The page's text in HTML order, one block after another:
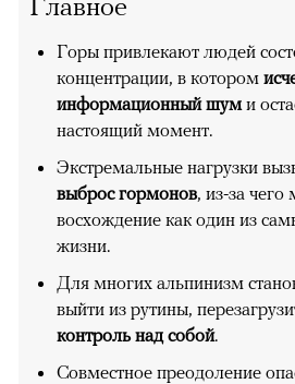
Горы привлекают людей
концентрации, в котором
информационный шуми
настоящий момент.
Экстремальные нагрузки
выброс гормонов, из-за чего
восхождение как один из
жизни.
Для многих альпинизм
выйти из рутины,
контроль над собой.
Совместное преодоление